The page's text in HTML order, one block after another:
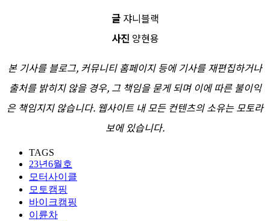
글쟈니블랙
사진 양현용
본 기사를 블로그, 커뮤니티 홈페이지 등에 기사를 재편집하거나
출처를 밝히지 않을 경우, 그 책임을 묻게 되며 이에 따른 불이익
은 책임지지 않습니다. 웹사이트 내 모든 컨텐츠의 소유는 모토라
보에 있습니다.
TAGS
23년6월호
모터사이클
모토캠핑
바이크캠핑
이륜차